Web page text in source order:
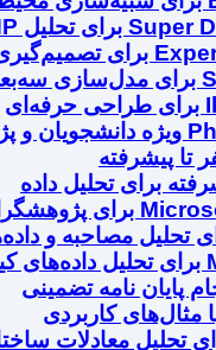
پایان نامه تضمینی